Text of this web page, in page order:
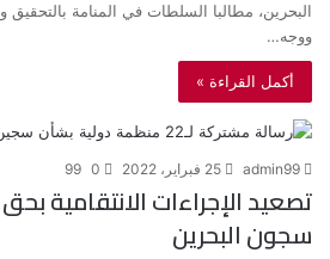
البحرين، مطالبا السلطات في المنامة بالتحقيق
ووجه…
أكمل القراءة »
admin99 25 فبراير، 2022 0
99
تصعيد الإجراءات الانتقامية
سجون البحرين